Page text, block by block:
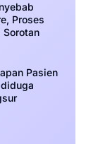
Proses
Sorotan
Pasien